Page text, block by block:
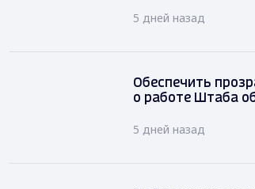
5 дней назад
Обеспечить
о работе Штаба
5 дней назад